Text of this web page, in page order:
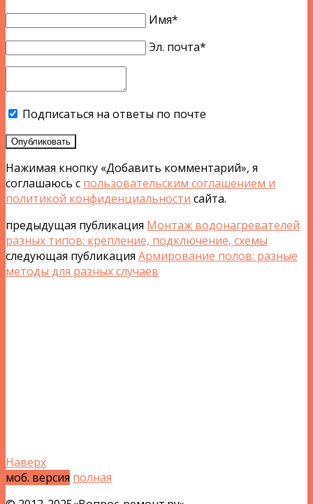
Имя*
Эл. почта*
Подписаться на ответы по почте
Опубликовать
Нажимая кнопку «Добавить комментарий», я
соглашаюсь с пользовательским соглашением и
политикой конфиденциальности сайта.
предыдущая публикация Монтаж водонагревателей
разных типов: крепление, подключение, схемы
следующая публикация Армирование полов: разные
методы для разных случаев
Наверх
моб. версия полная